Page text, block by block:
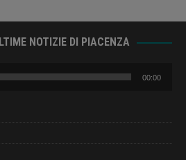
NOTIZIE DI PIACENZA
00:00